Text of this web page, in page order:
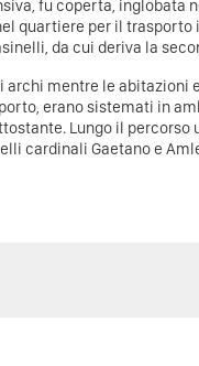
fu coperta, inglobata
quartiere per il trasporto
da cui deriva la
archi mentre le abitazioni
erano sistemati in
Lungo il percorso
cardinali Gaetano e